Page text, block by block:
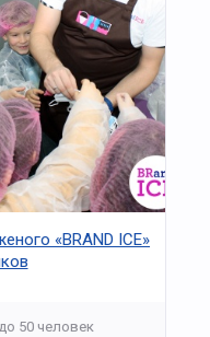
«BRAND ICE»
до 50 человек